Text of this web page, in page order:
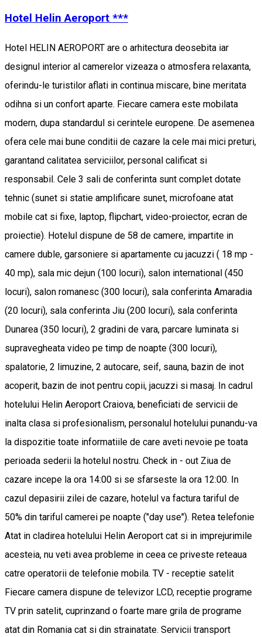
Hotel Helin Aeroport ***
Hotel HELIN AEROPORT are o arhitectura deosebita iar
designul interior al camerelor vizeaza o atmosfera relaxanta,
oferindu-le turistilor aflati in continua miscare, bine meritata
odihna si un confort aparte. Fiecare camera este mobilata
modern, dupa standardul si cerintele europene. De asemenea
ofera cele mai bune conditii de cazare la cele mai mici preturi,
garantand calitatea serviciilor, personal calificat si
responsabil. Cele 3 sali de conferinta sunt complet dotate
tehnic (sunet si statie amplificare sunet, microfoane atat
mobile cat si fixe, laptop, flipchart, video-proiector, ecran de
proiectie). Hotelul dispune de 58 de camere, impartite in
camere duble, garsoniere si apartamente cu jacuzzi ( 18 mp -
40 mp), sala mic dejun (100 locuri), salon international (450
locuri), salon romanesc (300 locuri), sala conferinta Amaradia
(20 locuri), sala conferinta Jiu (200 locuri), sala conferinta
Dunarea (350 locuri), 2 gradini de vara, parcare luminata si
supravegheata video pe timp de noapte (300 locuri),
spalatorie, 2 limuzine, 2 autocare, seif, sauna, bazin de inot
acoperit, bazin de inot pentru copii, jacuzzi si masaj. In cadrul
hotelului Helin Aeroport Craiova, beneficiati de servicii de
inalta clasa si profesionalism, personalul hotelului punandu-va
la dispozitie toate informatiile de care aveti nevoie pe toata
perioada sederii la hotelul nostru. Check in - out Ziua de
cazare incepe la ora 14:00 si se sfarseste la ora 12:00. In
cazul depasirii zilei de cazare, hotelul va factura tariful de
50% din tariful camerei pe noapte ("day use"). Retea telefonie
Atat in cladirea hotelului Helin Aeroport cat si in imprejurimile
acesteia, nu veti avea probleme in ceea ce priveste reteaua
catre operatorii de telefonie mobila. TV - receptie satelit
Fiecare camera dispune de televizor LCD, receptie programe
TV prin satelit, cuprinzand o foarte mare grila de programe
atat din Romania cat si din strainatate. Servicii transport